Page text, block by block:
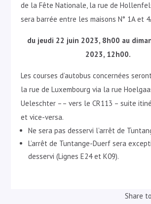
de la Fête Nationale, la rue de
sera barrée entre les maisons N° 1A et
du jeudi 22 juin 2023, 8h00 au
2023, 12h00.
Les courses d’autobus concernées
la rue de Luxembourg via la rue
Ueleschter –– vers le CR113 – suite
et vice-versa.
Ne sera pas desservi l’arrêt de
L’arrêt de Tuntange-Duerf sera
desservi (Lignes E24 et K09).
Share